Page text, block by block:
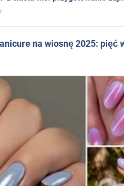
na wiosnę 2025: pięć